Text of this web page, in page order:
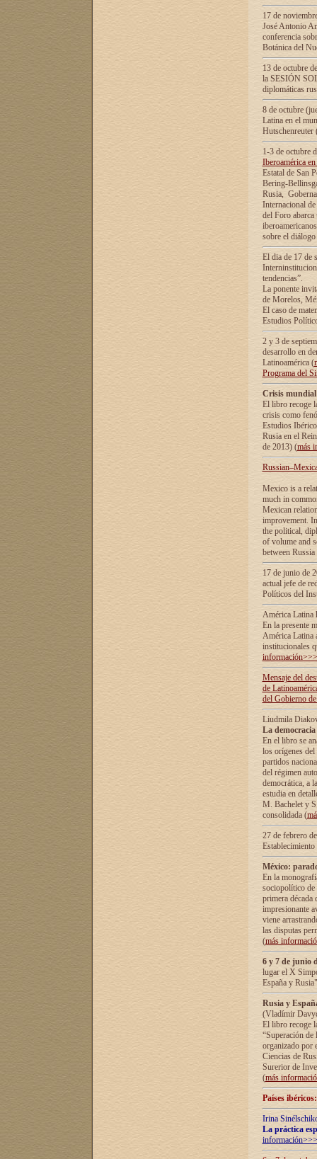
17 de
José Antonio
conferencia
Botánica del
13 de octubre
la SESIÓN
diplomáticas
8 de octubre
Latina en el
1-3 de octubre
Iberoamérica
Estatal de San
Bering-
Rusia,
Internacional
del Foro
sobre el
El dia de 17 de
tendencias”.
La ponente
de Morelos,
El caso de
Estudios
2 y 3 de
desarrollo en
Latinoamérica (
Programa del
Crisis
El libro recoge
crisis como
Estudios
Rusia en el
de 2013) (más
Mexico is a
much in
Mexican
improvement.
the political,
of volume and
between
17 de junio de
actual jefe de
Políticos del
América Latina
En la presente
América Latina
institucionales
información>>>
Mensaje del
de
del Gobierno
Liudmila
La
En el libro se
los orígenes
partidos
del régimen
democrática, а
estudia en
М. Bachelet у
consolidada (
27 de febrero
México:
En la
sociopolítico de
primera década
impresionante
viene
las disputas
(más
6 y 7 de junio
lugar el X
España y
Rusia y
(Vladímir
El libro recoge
“Superación
organizado por
Ciencias de
Surerior de
(más
Países
Irina
La práctica
información>>>